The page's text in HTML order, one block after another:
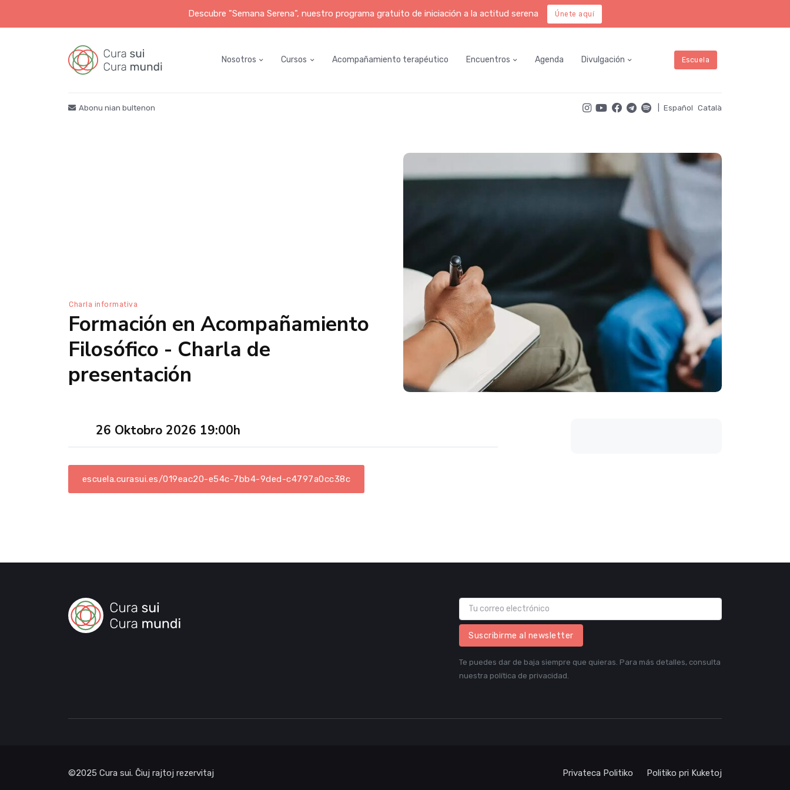
Descubre "Semana Serena", nuestro programa gratuito de iniciación a la actitud serena Únete aquí
Nosotros Cursos Acompañamiento terapéutico Encuentros Agenda Divulgación Escuela
Abonu nian bultenon Español Català
Charla informativa
Formación en Acompañamiento
Filosófico - Charla de
presentación
26 Oktobro 2026 19:00h
escuela.curasui.es/019eac20-e54c-7bb4-9ded-c4797a0cc38c
Suscribirme al newsletter
Te puedes dar de baja siempre que quieras. Para más detalles, consulta
nuestra política de privacidad.
©2025 Cura sui. Ĉiuj rajtoj rezervitaj Privateca Politiko Politiko pri Kuketoj